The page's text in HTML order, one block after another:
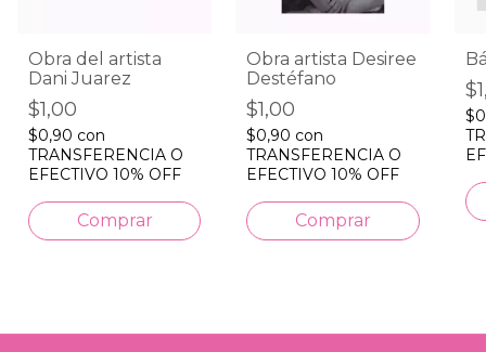
Obra del artista
Dani Juarez
$1,00
$0,90 con
TRANSFERENCIA O
EFECTIVO 10% OFF
Obra artista Desiree
Destéfano
$1,00
$0,90 con
TRANSFERENCIA O
EFECTIVO 10% OFF